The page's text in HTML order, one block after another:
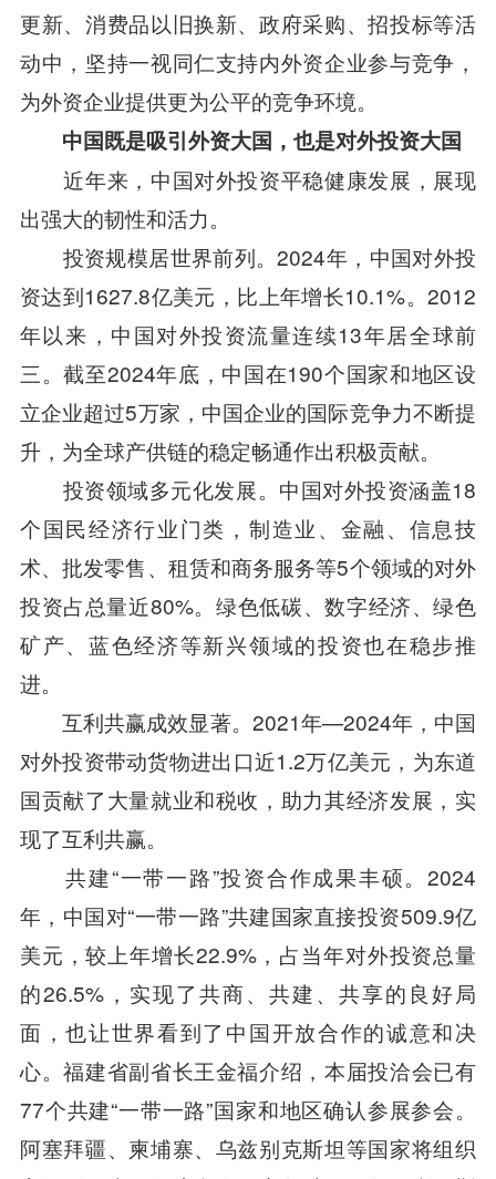
更新、消费品以旧换新、政府采购、招投标等活
动中，坚持一视同仁支持内外资企业参与竞争，
为外资企业提供更为公平的竞争环境。
中国既是吸引外资大国，也是对外投资大国
近年来，中国对外投资平稳健康发展，展现
出强大的韧性和活力。
投资规模居世界前列。2024年，中国对外投
资达到1627.8亿美元，比上年增长10.1%。2012
年以来，中国对外投资流量连续13年居全球前
三。截至2024年底，中国在190个国家和地区设
立企业超过5万家，中国企业的国际竞争力不断提
升，为全球产供链的稳定畅通作出积极贡献。
投资领域多元化发展。中国对外投资涵盖18
个国民经济行业门类，制造业、金融、信息技
术、批发零售、租赁和商务服务等5个领域的对外
投资占总量近80%。绿色低碳、数字经济、绿色
矿产、蓝色经济等新兴领域的投资也在稳步推
进。
互利共赢成效显著。2021年—2024年，中国
对外投资带动货物进出口近1.2万亿美元，为东道
国贡献了大量就业和税收，助力其经济发展，实
现了互利共赢。
共建“一带一路”投资合作成果丰硕。2024
年，中国对“一带一路”共建国家直接投资509.9亿
美元，较上年增长22.9%，占当年对外投资总量
的26.5%，实现了共商、共建、共享的良好局
面，也让世界看到了中国开放合作的诚意和决
心。福建省副省长王金福介绍，本届投洽会已有
77个共建“一带一路”国家和地区确认参展参会。
阿塞拜疆、柬埔寨、乌兹别克斯坦等国家将组织